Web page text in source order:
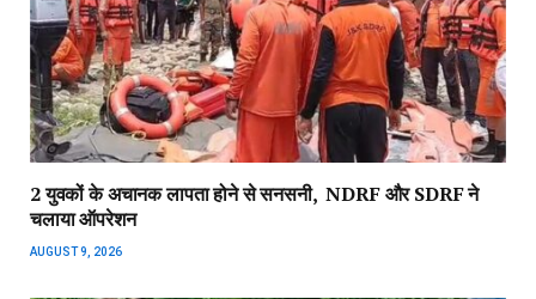
2 युवकों के अचानक लापता होने से सनसनी, NDRF और SDRF ने
चलाया ऑपरेशन
AUGUST 9, 2026